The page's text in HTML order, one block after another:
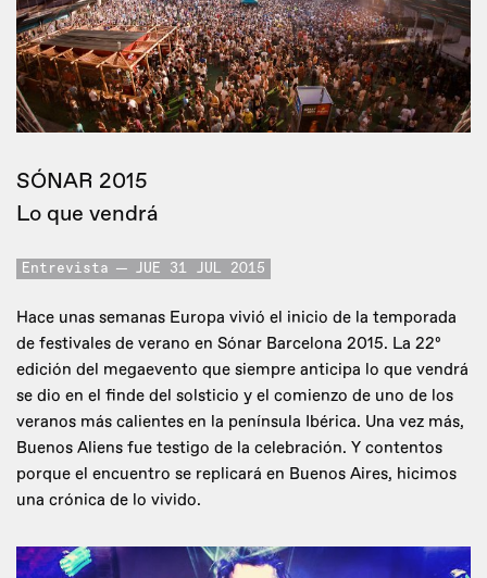
SÓNAR 2015
Lo que vendrá
Entrevista JUE 31 JUL 2015
Hace unas semanas Europa vivió el inicio de la temporada
de festivales de verano en Sónar Barcelona 2015. La 22º
edición del megaevento que siempre anticipa lo que vendrá
se dio en el finde del solsticio y el comienzo de uno de los
veranos más calientes en la península Ibérica. Una vez más,
Buenos Aliens fue testigo de la celebración. Y contentos
porque el encuentro se replicará en Buenos Aires, hicimos
una crónica de lo vivido.